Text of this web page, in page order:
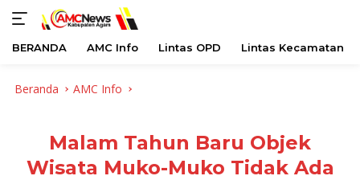
BERANDA AMC Info Lintas OPD Lintas Kecamatan
Beranda AMC Info
Malam Tahun Baru Objek
Wisata Muko-Muko Tidak Ada